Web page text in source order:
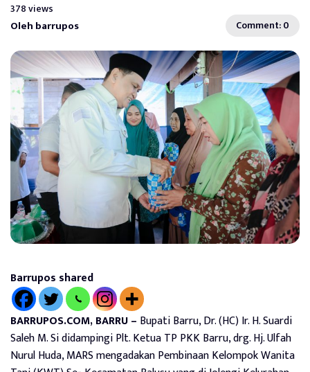
378 views
Oleh barrupos Comment: 0
Barrupos shared
BARRUPOS.COM, BARRU – Bupati Barru, Dr. (HC) Ir. H. Suardi
Saleh M. Si didampingi Plt. Ketua TP PKK Barru, drg. Hj. Ulfah
Nurul Huda, MARS mengadakan Pembinaan Kelompok Wanita